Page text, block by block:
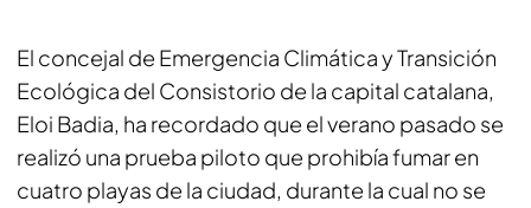
El concejal de Emergencia Climática y Transición
Ecológica del Consistorio de la capital catalana,
Eloi Badia, ha recordado que el verano pasado se
realizó una prueba piloto que prohibía fumar en
cuatro playas de la ciudad, durante la cual no se